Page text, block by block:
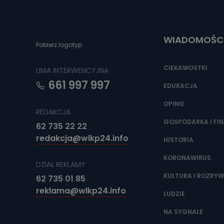
Jakie
źródeł
adres
Jak
Pobierz logotyp
LINIA INTERWENCYJNA
661 997 997
REDAKCJA
62 735 22 22
redakcja@wlkp24.info
DZIAŁ REKLAMY
62 735 01 85
reklama@wlkp24.info
CIEKAWOSTKI
EDUKACJA
OPINIE
GOSPODARKA I
HISTORIA
KORONAWIRUS
KULTURA I
LUDZIE
NA SYGNALE